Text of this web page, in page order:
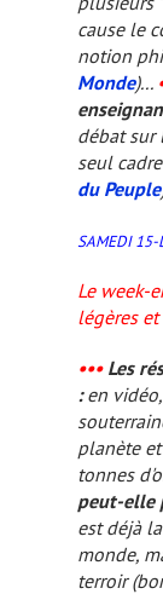
cause le
notion
Monde)...
débat sur
seul
du Peuple
SAMEDI 15-
Le week-
légères
•••Les
:en
planète
tonnes
peut-elle
est déjà
monde,
terroir